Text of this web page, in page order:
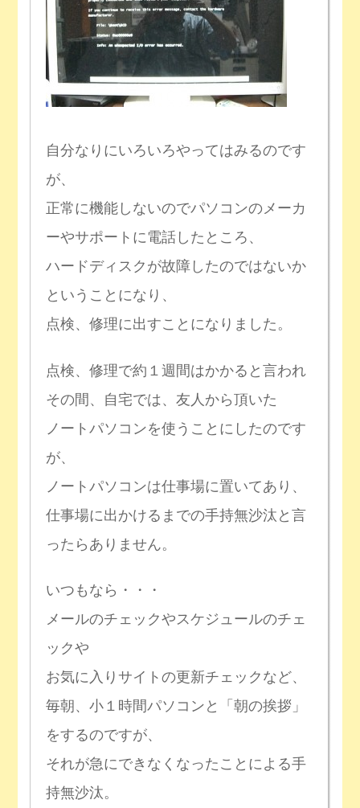
自分なりにいろいろやってはみるのです
が、
正常に機能しないのでパソコンのメーカ
ーやサポートに電話したところ、
ハードディスクが故障したのではないか
ということになり、
点検、修理に出すことになりました。
点検、修理で約１週間はかかると言われ
その間、自宅では、友人から頂いた
ノートパソコンを使うことにしたのです
が、
ノートパソコンは仕事場に置いてあり、
仕事場に出かけるまでの手持無沙汰と言
ったらありません。
いつもなら・・・
メールのチェックやスケジュールのチェ
ックや
お気に入りサイトの更新チェックなど、
毎朝、小１時間パソコンと「朝の挨拶」
をするのですが、
それが急にできなくなったことによる手
持無沙汰。